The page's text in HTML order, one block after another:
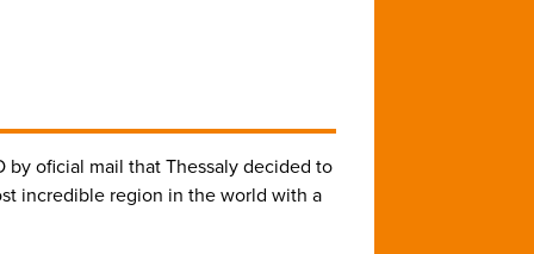
by oficial mail that Thessaly decided to
incredible region in the world with a